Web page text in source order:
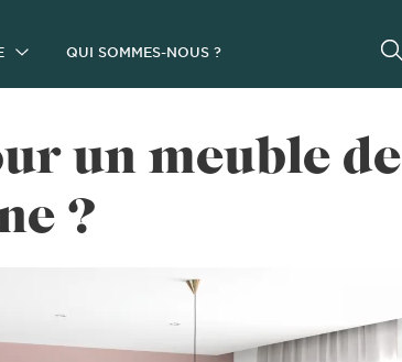
QUI SOMMES-NOUS ?
un meuble de
?